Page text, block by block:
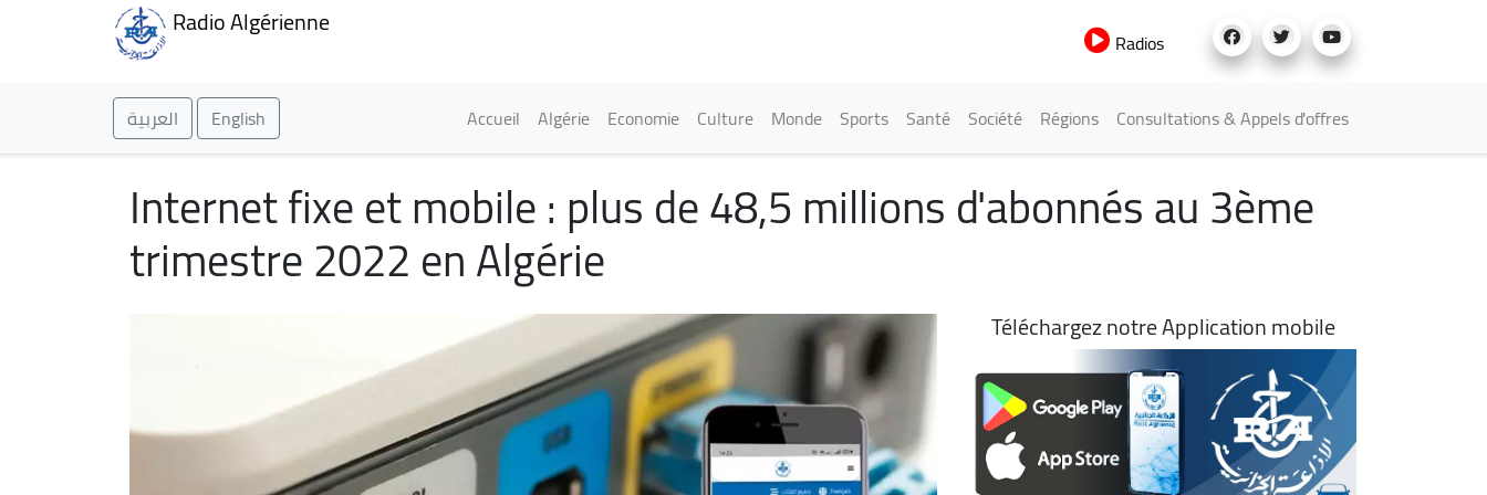
Radio Algérienne
Radios
العربية English Main navigation
Accueil Algérie Economie Culture Monde Sports Santé Société Régions Consultations & Appels d'offres
Internet fixe et mobile : plus de 48,5 millions d'abonnés au 3ème
trimestre 2022 en Algérie
Téléchargez notre Application mobile